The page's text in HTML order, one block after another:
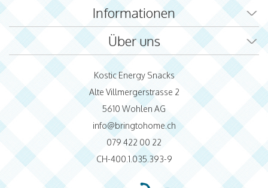
Informationen
Über uns
Kostic Energy Snacks
Alte Villmergerstrasse 2
5610 Wohlen AG
info@bringtohome.ch
079 422 00 22
CH-400.1.035.393-9